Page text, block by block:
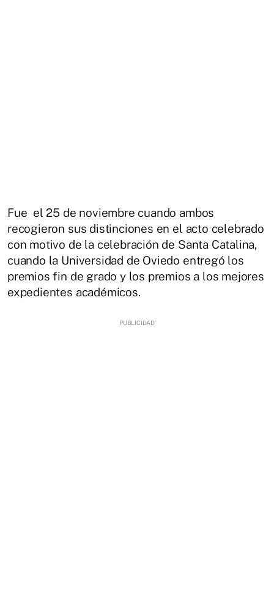
Fue el 25 de noviembre cuando ambos
recogieron sus distinciones en el acto celebrado
con motivo de la celebración de Santa Catalina,
cuando la Universidad de Oviedo entregó los
premios fin de grado y los premios a los mejores
expedientes académicos.